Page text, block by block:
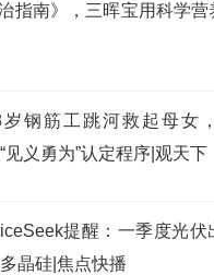
指南》，三晖宝用科学营
岁钢筋工跳河救起母女
见义勇为”认定程序|观天下
提醒：一季度光伏
晶硅|焦点快播